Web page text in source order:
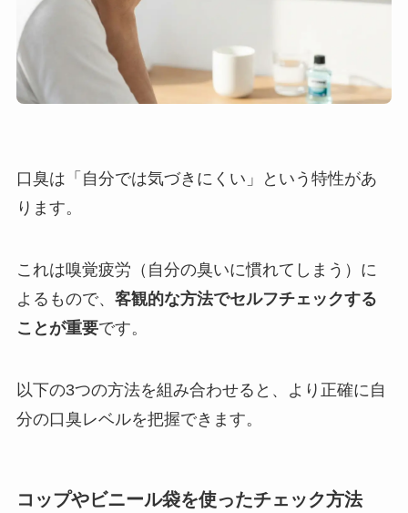
口臭は「自分では気づきにくい」という特性があ
ります。
これは嗅覚疲労（自分の臭いに慣れてしまう）に
よるもので、 客観的な方法でセルフチェックする
ことが重要です。
以下の3つの方法を組み合わせると、より正確に自
分の口臭レベルを把握できます。
コップやビニール袋を使ったチェック方法